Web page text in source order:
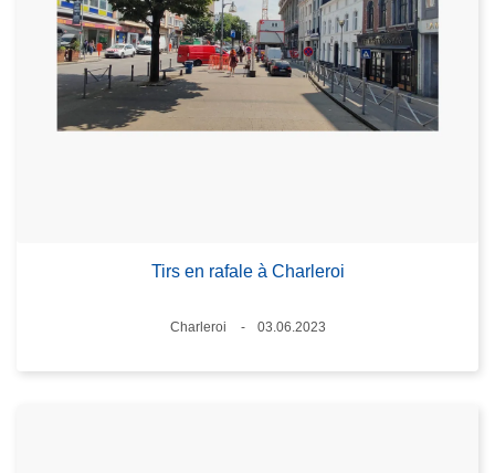
Tirs en rafale à Charleroi
Lieux
Charleroi
03.06.2023